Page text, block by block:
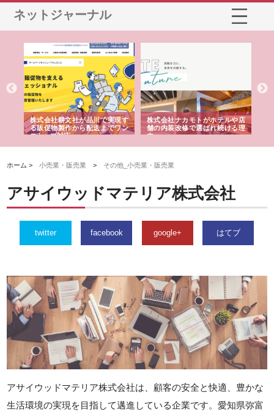
ネットジャーナル
株式会社耕文社が品川で実現す
る販促物製作から配送までワン
ストップ対応
株式会社ナカモトがホテルや店
舗の内装改修で選ばれ続ける理
由
ホーム >小売業・販売業 > その他_小売業・販売業
アサイウッドマテリア株式会社
twitter facebook google+ はてブ
アサイウッドマテリア株式会社は、顧客の安全と快適、豊かな
生活環境の実現を目指して邁進している企業です。愛知県弥富